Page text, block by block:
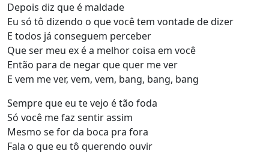
Depois diz que é maldade
Eu só tô dizendo o que você tem vontade de dizer
E todos já conseguem perceber
Que ser meu ex é a melhor coisa em você
Então para de negar que quer me ver
E vem me ver, vem, vem, bang, bang, bang
Sempre que eu te vejo é tão foda
Só você me faz sentir assim
Mesmo se for da boca pra fora
Fala o que eu tô querendo ouvir